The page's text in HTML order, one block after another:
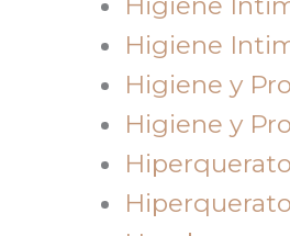
Higiene
Higiene y
Higiene y